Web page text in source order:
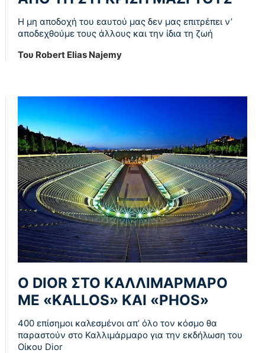
Η μη αποδοχή του εαυτού μας δεν μας επιτρέπει ν’
αποδεχθούμε τους άλλους και την ίδια τη ζωή
Του Robert Elias Najemy
Ο DIOR ΣΤΟ ΚΑΛΛΙΜΑΡΜΑΡΟ
ΜΕ «KALLOS» ΚΑΙ «PHOS»
400 επίσημοι καλεσμένοι απ’ όλο τον κόσμο θα
παραστούν στο Καλλιμάρμαρο για την εκδήλωση του
Οίκου Dior